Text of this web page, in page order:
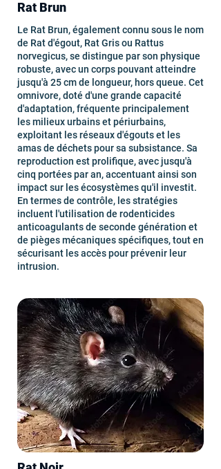
Rat Brun
Le Rat Brun, également connu sous le nom
de Rat d'égout, Rat Gris ou Rattus
norvegicus, se distingue par son physique
robuste, avec un corps pouvant atteindre
jusqu'à 25 cm de longueur, hors queue. Cet
omnivore, doté d'une grande capacité
d'adaptation, fréquente principalement
les milieux urbains et périurbains,
exploitant les réseaux d'égouts et les
amas de déchets pour sa subsistance. Sa
reproduction est prolifique, avec jusqu'à
cinq portées par an, accentuant ainsi son
impact sur les écosystèmes qu'il investit.
En termes de contrôle, les stratégies
incluent l'utilisation de rodenticides
anticoagulants de seconde génération et
de pièges mécaniques spécifiques, tout en
sécurisant les accès pour prévenir leur
intrusion.